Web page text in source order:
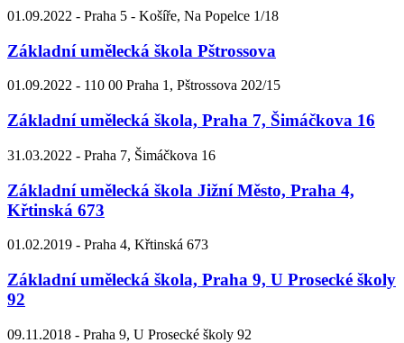
01.09.2022 - Praha 5 - Košíře, Na Popelce 1/18
Základní umělecká škola Pštrossova
01.09.2022 - 110 00 Praha 1, Pštrossova 202/15
Základní umělecká škola, Praha 7, Šimáčkova 16
31.03.2022 - Praha 7, Šimáčkova 16
Základní umělecká škola Jižní Město, Praha 4,
Křtinská 673
01.02.2019 - Praha 4, Křtinská 673
Základní umělecká škola, Praha 9, U Prosecké školy
92
09.11.2018 - Praha 9, U Prosecké školy 92